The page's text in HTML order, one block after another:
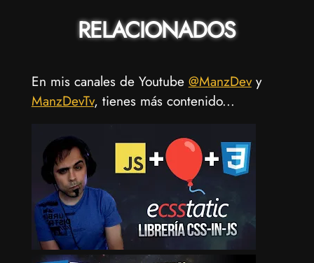
RELACIONADOS
En mis canales de Youtube @ManzDevy
ManzDevTv, tienes más contenido...